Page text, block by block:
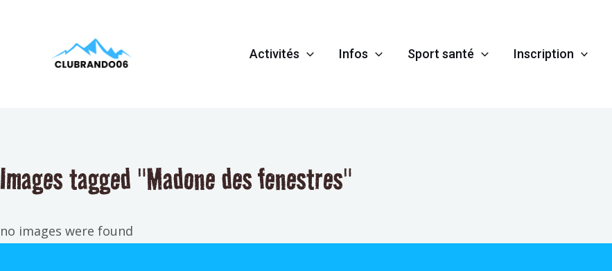
Activités Infos Sport santé Inscription
Images tagged "Madone des fenestres"
no images were found